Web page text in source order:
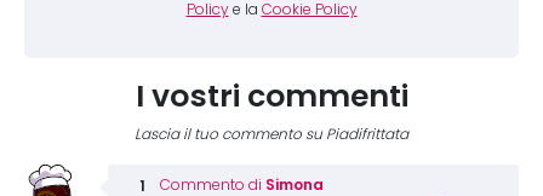
Policy e la Cookie Policy
I vostri commenti
Lascia il tuo commento su Piadifrittata
Commento di Simona